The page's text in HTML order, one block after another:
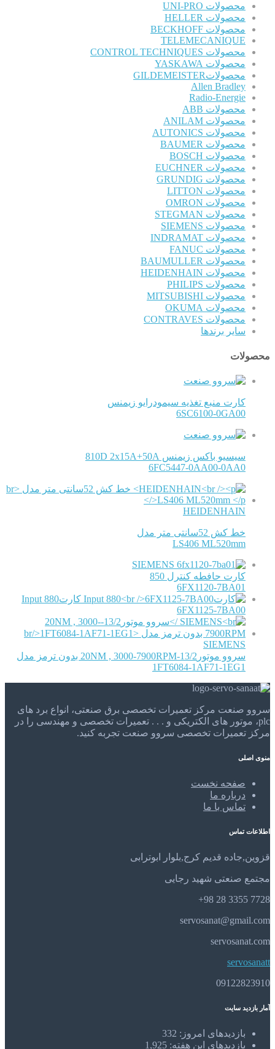
محصولات UNI-PRO
محصولات HELLER
محصولات BECKHOFF
TELEMECANIQUE
محصولات CONTROL TECHNIQUES
محصولات YASKAWA
محصولاتGILDEMEISTER
Allen Bradley
Radio-Energie
محصولات ABB
محصولات ANILAM
محصولات AUTONICS
محصولات BAUMER
محصولات BOSCH
محصولات EUCHNER
محصولات GRUNDIG
محصولات LITTON
محصولات OMRON
محصولات STEGMAN
محصولات SIEMENS
محصولات INDRAMAT
محصولات FANUC
محصولات BAUMULLER
محصولات HEIDENHAIN
محصولات PHILIPS
محصولات MITSUBISHI
محصولات OKUMA
محصولات CONTRAVES
سایر برندها
محصولات
کارت منبع تغذیه سیمودرایو زیمنس
6SC6100-0GA00
سیسیو باکس زیمنس 810D 2x15A+50A
6FC5447-0AA00-0AA0
HEIDENHAIN
خط کش 52سانتی متر مدل
LS406 ML520mm
SIEMENS
کارت حافطه کنترل 850
6FX1120-7BA01
کارتInput 880
6FX1125-7BA00
SIEMENS
سروو موتور13/2-20NM , 3000-7900RPM بدون ترمز مدل
1FT6084-1AF71-1EG1
سروو صنعت مرکز تعمیرات تخصصی برق صنعتی، انواع برد های
plc، موتور های الکتریکی و . . . تعمیرات تخصصی و مهندسی را در
مرکز تعمیرات تخصصی سروو صنعت تجربه کنید.
منوی اصلی
صفحه نخست
درباره ما
تماس با ما
اطلاعات تماس
قزوین,جاده قدیم کرج,بلوار ابوترابی
مجتمع صنعتی شهید رجایی
7728 3355 28 98+
servosanat@gmail.com
servosanat.com
servosanatt
09122823910
آمار بازدید سایت
بازدیدهای امروز: 332
بازدیدهای این هفته: 1,925